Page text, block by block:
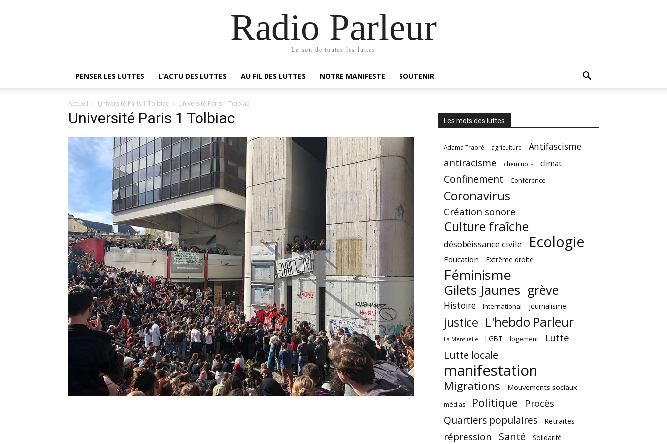
Radio Parleur
Le son de toutes les luttes
PENSER LES LUTTES L’ACTU DES LUTTES AU FIL DES LUTTES NOTRE MANIFESTE SOUTENIR
Accueil Université Paris 1 Tolbiac Université Paris 1 Tolbiac
Université Paris 1 Tolbiac Les mots des luttes
Adama Traoré agriculture Antifascisme
antiracisme cheminots climat
Confinement Conférence
Coronavirus
Création sonore
Culture fraîche
désobéissance civile Ecologie
Education Extrême droite
Féminisme
Gilets Jaunes grève
Histoire International journalisme
justice L'hebdo Parleur
La Mensuelle LGBT logement Lutte
Lutte locale
manifestation
Migrations Mouvements sociaux
médias Politique Procès
Quartiers populaires Retraites
répression Santé Solidarité